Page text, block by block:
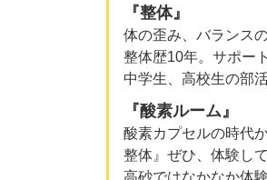
『整体』
体の歪み、バランス
整体歴10年。サポー
中学生、高校生の部
『酸素ルーム』
酸素カプセルの時代
整体』ぜひ、体験し
高砂ではなかなか体